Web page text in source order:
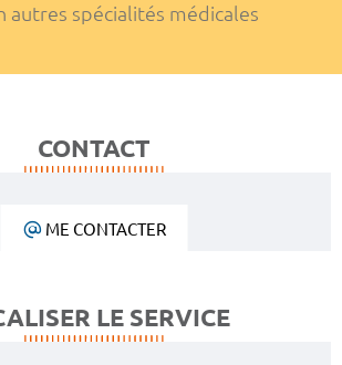
autres spécialités médicales
CONTACT
ME CONTACTER
LE SERVICE